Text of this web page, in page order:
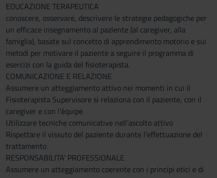
EDUCAZIONE TERAPEUTICA
conoscere, osservare, descrivere le strategie pedagogiche per
un efficace insegnamento al paziente (al caregiver, alla
famiglia), basate sul concetto di apprendimento motorio e sui
metodi per motivare il paziente a seguire il programma di
esercizi con la guida del fisioterapista.
COMUNICAZIONE E RELAZIONE
Assumere un atteggiamento attivo nei momenti in cui il
Fisioterapista Supervisore si relaziona con il paziente, con il
caregiver e con l’équipe
Utilizzare tecniche comunicative nell’ascolto attivo
Rispettare il vissuto del paziente durante l’effettuazione del
trattamento
RESPONSABILITA’ PROFESSIONALE
Assumere un atteggiamento coerente con i principi etici e di